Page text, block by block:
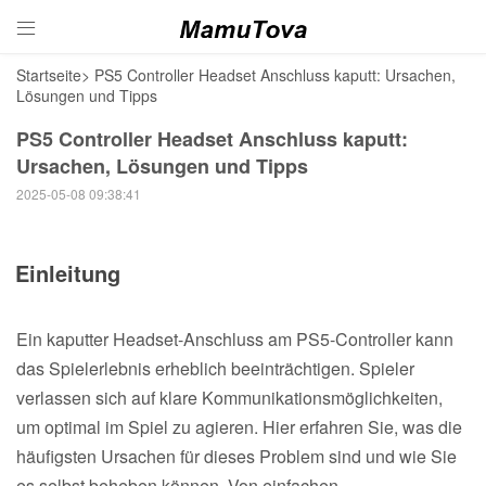

Startseite> PS5 Controller Headset Anschluss kaputt: Ursachen,
Lösungen und Tipps
PS5 Controller Headset Anschluss kaputt:
Ursachen, Lösungen und Tipps
2025-05-08 09:38:41
Einleitung
Ein kaputter Headset-Anschluss am PS5-Controller kann
das Spielerlebnis erheblich beeinträchtigen. Spieler
verlassen sich auf klare Kommunikationsmöglichkeiten,
um optimal im Spiel zu agieren. Hier erfahren Sie, was die
häufigsten Ursachen für dieses Problem sind und wie Sie